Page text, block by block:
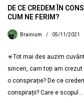
DE CE CREDEM ÎN
CUM NE FERIM?
Brainium 05/11/2021
☣Tot mai des auzim
sinceri, cam toți am crezut
o conspirație? De ce
conspirații? Care e scopul…